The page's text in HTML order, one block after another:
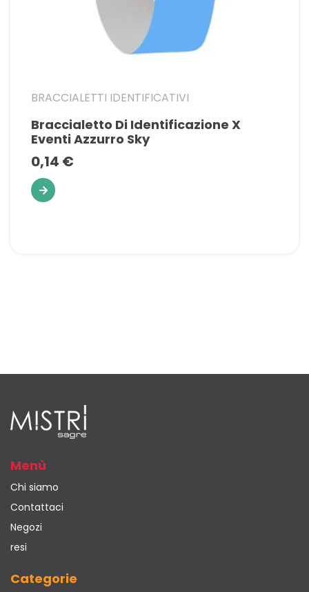
BRACCIALETTI IDENTIFICATIVI
Braccialetto Di Identificazione X
Eventi Azzurro Sky
0,14 €
Menù
Chi siamo
Contattaci
Negozi
resi
Categorie